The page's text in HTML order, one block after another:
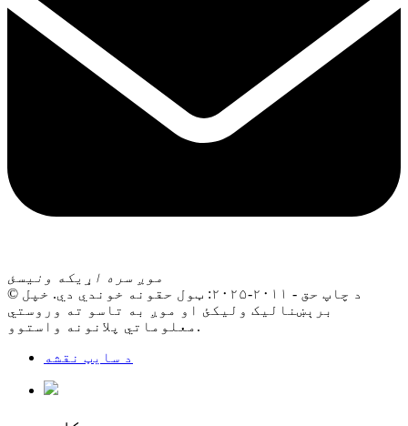
موږ سره اړیکه ونیسئ
© د چاپ حق - ۲۰۱۱-۲۰۲۵: ټول حقونه خوندي دي. خپل
برېښنالیک ولیکئ او موږ به تاسو ته وروستي
معلوماتي پلانونه واستوو.
د سایټ نقشه